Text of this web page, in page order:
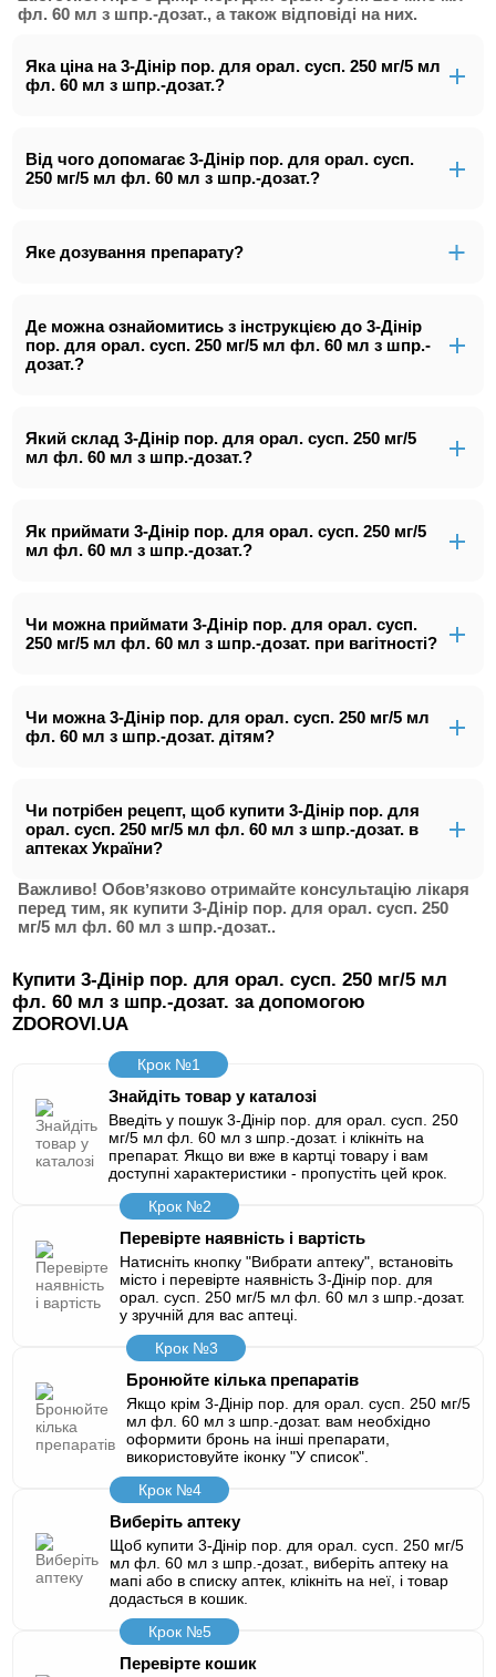
фл. 60 мл з шпр.-дозат., а також відповіді на них.
Яка ціна на 3-Дінір пор. для орал. сусп. 250 мг/5 мл
фл. 60 мл з шпр.-дозат.?
Від чого допомагає 3-Дінір пор. для орал. сусп.
250 мг/5 мл фл. 60 мл з шпр.-дозат.?
Яке дозування препарату?
Де можна ознайомитись з інструкцією до 3-Дінір
пор. для орал. сусп. 250 мг/5 мл фл. 60 мл з шпр.-
дозат.?
Який склад 3-Дінір пор. для орал. сусп. 250 мг/5
мл фл. 60 мл з шпр.-дозат.?
Як приймати 3-Дінір пор. для орал. сусп. 250 мг/5
мл фл. 60 мл з шпр.-дозат.?
Чи можна приймати 3-Дінір пор. для орал. сусп.
250 мг/5 мл фл. 60 мл з шпр.-дозат. при вагітності?
Чи можна 3-Дінір пор. для орал. сусп. 250 мг/5 мл
фл. 60 мл з шпр.-дозат. дітям?
Чи потрібен рецепт, щоб купити 3-Дінір пор. для
орал. сусп. 250 мг/5 мл фл. 60 мл з шпр.-дозат. в
аптеках України?
Важливо! Обовʼязково отримайте консультацію лікаря
перед тим, як купити 3-Дінір пор. для орал. сусп. 250
мг/5 мл фл. 60 мл з шпр.-дозат..
Купити 3-Дінір пор. для орал. сусп. 250 мг/5 мл
фл. 60 мл з шпр.-дозат. за допомогою
ZDOROVI.UA
Крок №1
Знайдіть товар у каталозі
Введіть у пошук 3-Дінір пор. для орал. сусп. 250
мг/5 мл фл. 60 мл з шпр.-дозат. і клікніть на
препарат. Якщо ви вже в картці товару і вам
доступні характеристики - пропустіть цей крок.
Крок №2
Перевірте наявність і вартість
Натисніть кнопку "Вибрати аптеку", встановіть
місто і перевірте наявність 3-Дінір пор. для
орал. сусп. 250 мг/5 мл фл. 60 мл з шпр.-дозат.
у зручній для вас аптеці.
Крок №3
Бронюйте кілька препаратів
Якщо крім 3-Дінір пор. для орал. сусп. 250 мг/5
мл фл. 60 мл з шпр.-дозат. вам необхідно
оформити бронь на інші препарати,
використовуйте іконку "У список".
Крок №4
Виберіть аптеку
Щоб купити 3-Дінір пор. для орал. сусп. 250 мг/5
мл фл. 60 мл з шпр.-дозат., виберіть аптеку на
мапі або в списку аптек, клікніть на неї, і товар
додасться в кошик.
Крок №5
Перевірте кошик